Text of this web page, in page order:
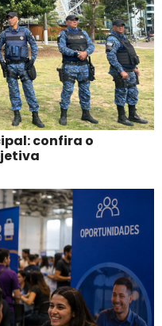
confira o